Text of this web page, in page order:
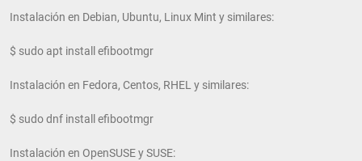
Instalación en Debian, Ubuntu, Linux Mint y similares:
$ sudo apt install efibootmgr
Instalación en Fedora, Centos, RHEL y similares:
$ sudo dnf install efibootmgr
Instalación en OpenSUSE y SUSE: